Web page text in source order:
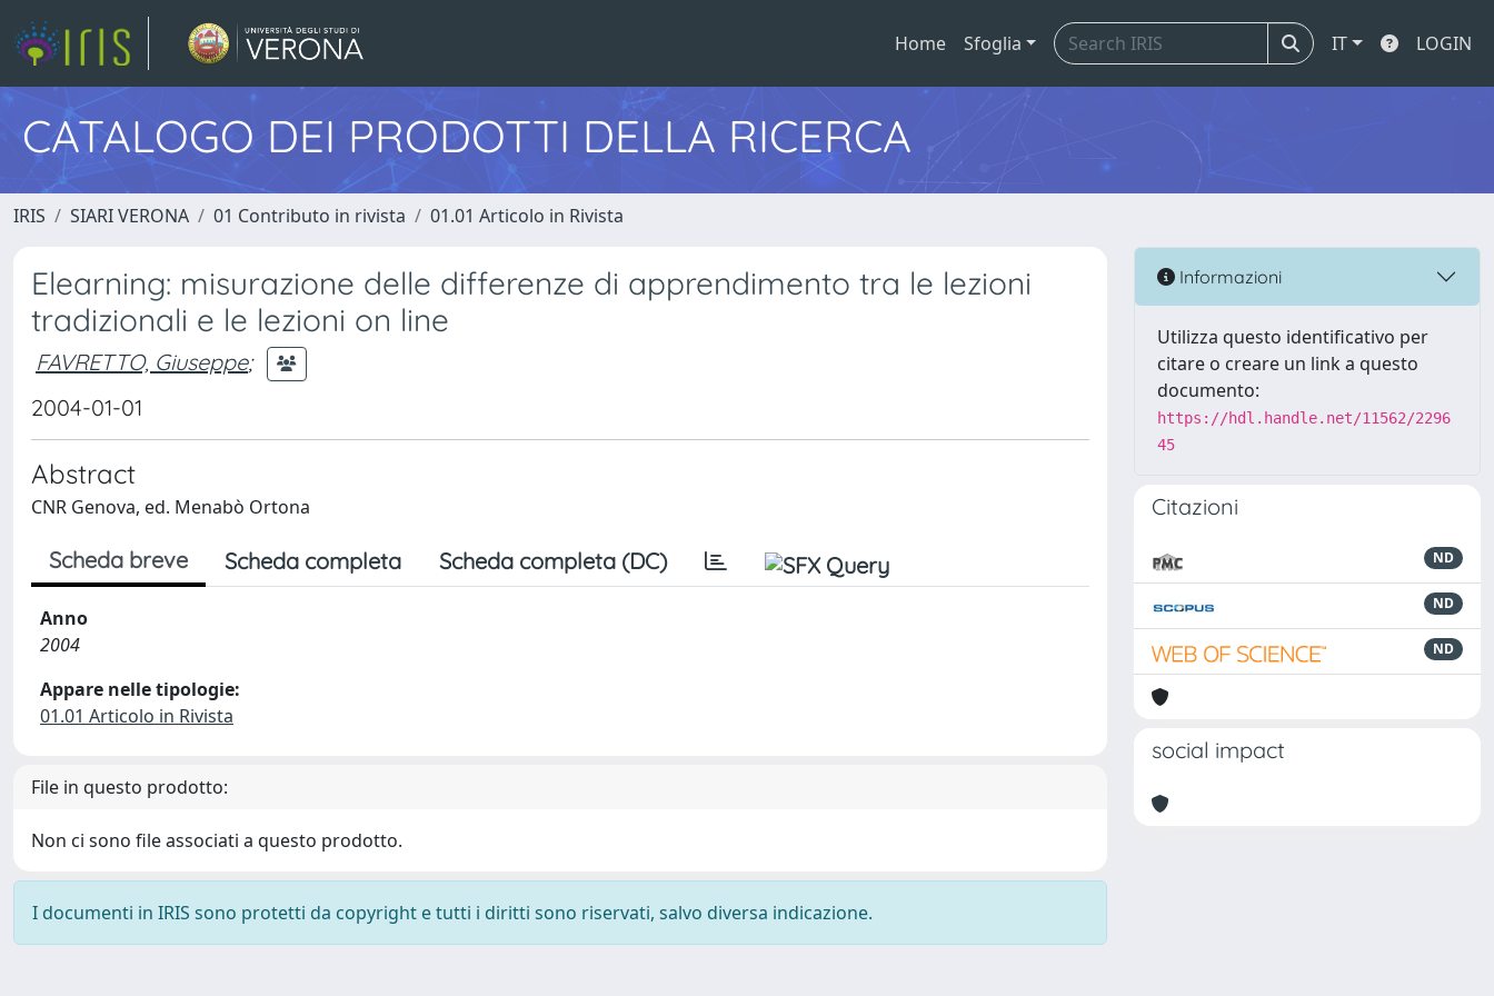
Home Sfoglia IT LOGIN
CATALOGO DEI PRODOTTI DELLA RICERCA
IRIS SIARI VERONA 01 Contributo in rivista 01.01 Articolo in Rivista
Elearning: misurazione delle differenze di apprendimento tra le lezioni
tradizionali e le lezioni on line
FAVRETTO, Giuseppe;
2004-01-01
Abstract
CNR Genova, ed. Menabò Ortona
Scheda breve Scheda completa Scheda completa (DC)
Anno
2004
Appare nelle tipologie:
01.01 Articolo in Rivista
File in questo prodotto:
Non ci sono file associati a questo prodotto.
I documenti in IRIS sono protetti da copyright e tutti i diritti sono riservati, salvo diversa indicazione.
Informazioni
Utilizza questo identificativo per
citare o creare un link a questo
documento:
https://hdl.handle.net/11562/2296
45
Citazioni
ND
ND
ND
social impact